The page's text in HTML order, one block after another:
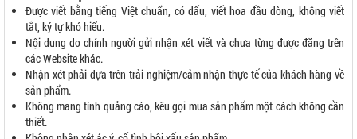
Được viết bằng tiếng Việt chuẩn, có dấu, viết hoa đầu dòng, không viết
tắt, ký tự khó hiểu.
Nội dung do chính người gửi nhận xét viết và chưa từng được đăng trên
các Website khác.
Nhận xét phải dựa trên trải nghiệm/cảm nhận thực tế của khách hàng về
sản phẩm.
Không mang tính quảng cáo, kêu gọi mua sản phẩm một cách không cần
thiết.